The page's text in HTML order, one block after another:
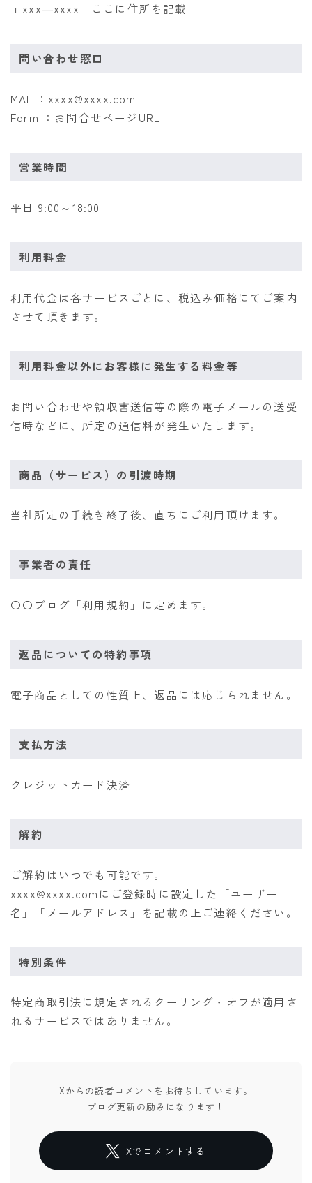
〒xxx―xxxx ここに住所を記載
問い合わせ窓口
MAIL：xxxx@xxxx.com
Form ：お問合せページURL
営業時間
平日 9:00～18:00
利用料金
利用代金は各サービスごとに、税込み価格にてご案内
させて頂きます。
利用料金以外にお客様に発生する料金等
お問い合わせや領収書送信等の際の電子メールの送受
信時などに、所定の通信料が発生いたします。
商品（サービス）の引渡時期
当社所定の手続き終了後、直ちにご利用頂けます。
事業者の責任
〇〇ブログ「利用規約」に定めます。
返品についての特約事項
電子商品としての性質上、返品には応じられません。
支払方法
クレジットカード決済
解約
ご解約はいつでも可能です。
xxxx@xxxx.comにご登録時に設定した「ユーザー
名」「メールアドレス」を記載の上ご連絡ください。
特別条件
特定商取引法に規定されるクーリング・オフが適用さ
れるサービスではありません。
Xからの読者コメントをお待ちしています。
ブログ更新の励みになります！
Xでコメントする